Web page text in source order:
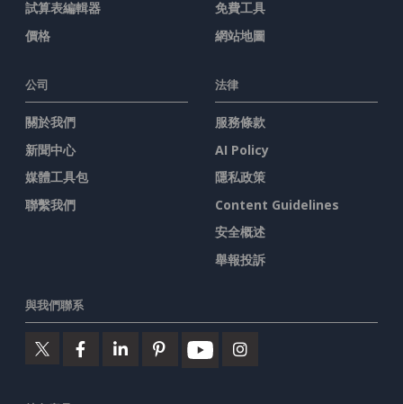
試算表編輯器
價格
免費工具
網站地圖
公司
關於我們
新聞中心
媒體工具包
聯繫我們
法律
服務條款
AI Policy
隱私政策
Content Guidelines
安全概述
舉報投訴
與我們聯系